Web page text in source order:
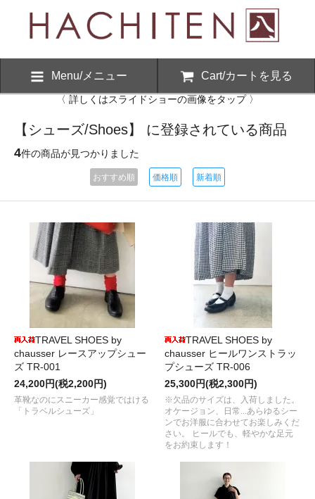
Menu/メニュー Cart/カートを見る
〈 詳しくはスライドショーの画像をタップ 〉
【シューズ/Shoes】 に登録されている商品
4件の商品が見つかりました
おすすめ順 価格順 新着順
TRAVEL SHOES by
chausser レースアップシュー
ズ TR-001
24,200円(税2,200円)
革靴なのにスニーカー感覚ではける
「トラベルシューズ」
TRAVEL SHOES by
chausser ヒールワンストラッ
プシューズ TR-006
25,300円(税2,300円)
※欠品のサイズは、入荷しました。
オケージョン、日常...あらゆるシー
ンでお洋服に合わせてお楽しみくだ
さい。 ヒールでも、軽やかな足元
をお約束します！